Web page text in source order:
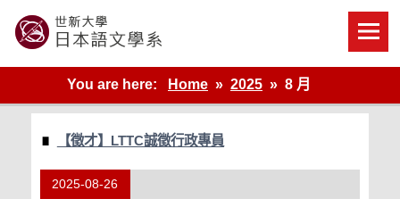
content
世新大學教學單位的網站
You are here:
Home 2025 8 月
【徵才】LTTC誠徵行政專員
2025-08-26